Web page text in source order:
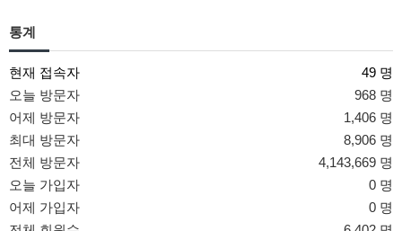
통계
현재 접속자
49 명
오늘 방문자
968 명
어제 방문자
1,406 명
최대 방문자
8,906 명
전체 방문자
4,143,669 명
오늘 가입자
0 명
어제 가입자
0 명